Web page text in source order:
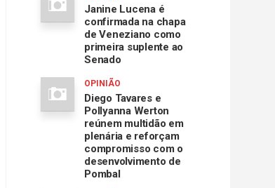
Janine Lucena é
confirmada na chapa
de Veneziano como
primeira suplente ao
Senado
OPINIÃO
Diego Tavares e
Pollyanna Werton
reúnem multidão em
plenária e reforçam
compromisso com o
desenvolvimento de
Pombal